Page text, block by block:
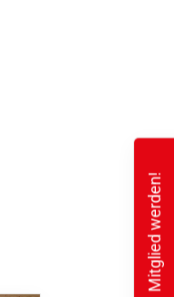
Mitglied werden!